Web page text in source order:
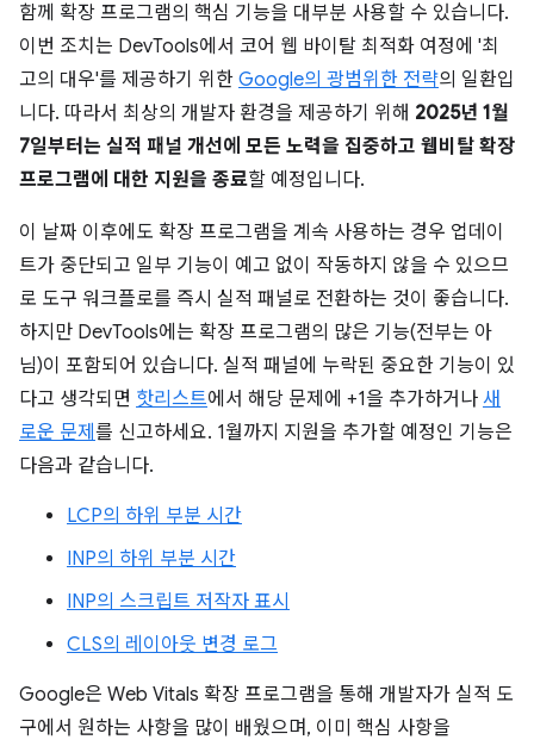
함께 확장 프로그램의 핵심 기능을 대부분 사용할 수 있습니다.
이번 조치는 DevTools에서 코어 웹 바이탈 최적화 여정에 '최
고의 대우'를 제공하기 위한 Google의 광범위한 전략의 일환입
니다. 따라서 최상의 개발자 환경을 제공하기 위해 2025년 1월
7일부터는 실적 패널 개선에 모든 노력을 집중하고 웹비탈 확장
프로그램에 대한 지원을 종료할 예정입니다.
이 날짜 이후에도 확장 프로그램을 계속 사용하는 경우 업데이
트가 중단되고 일부 기능이 예고 없이 작동하지 않을 수 있으므
로 도구 워크플로를 즉시 실적 패널로 전환하는 것이 좋습니다.
하지만 DevTools에는 확장 프로그램의 많은 기능(전부는 아
님)이 포함되어 있습니다. 실적 패널에 누락된 중요한 기능이 있
다고 생각되면 핫리스트에서 해당 문제에 +1을 추가하거나 새
로운 문제 를 신고하세요. 1월까지 지원을 추가할 예정인 기능은
다음과 같습니다.
LCP의 하위 부분 시간
INP의 하위 부분 시간
INP의 스크립트 저작자 표시
CLS의 레이아웃 변경 로그
Google은 Web Vitals 확장 프로그램을 통해 개발자가 실적 도
구에서 원하는 사항을 많이 배웠으며, 이미 핵심 사항을